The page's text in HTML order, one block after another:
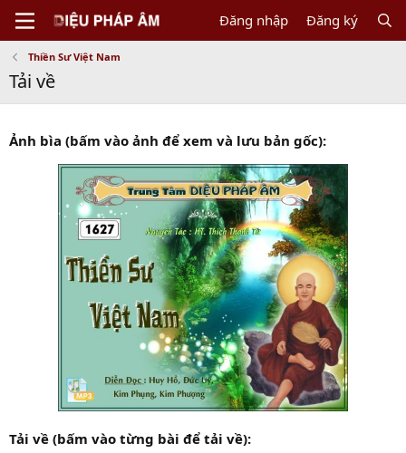
Đăng nhập Đăng ký
Thiền Sư Việt Nam
Tải về
Ảnh bìa (bấm vào ảnh để xem và lưu bản gốc):
Tải về (bấm vào từng bài để tải về):